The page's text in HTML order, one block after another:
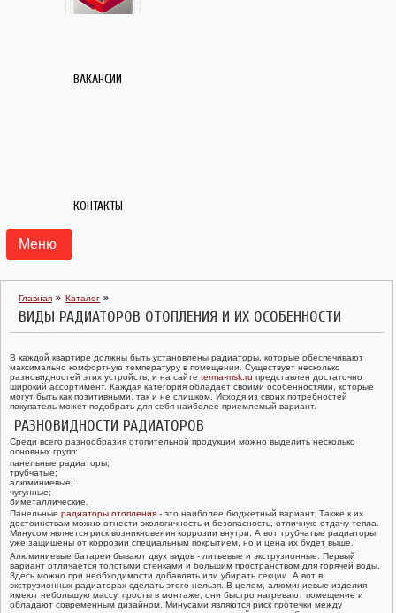
ВАКАНСИИ
КОНТАКТЫ
Меню
ПУНКТЫ ГАЗОРЕГУЛЯТОРНЫЕ БЛОЧНЫЕ ПГБ
ТРАНСПОРТАБЕЛЬНЫЕ КОТЕЛЬНЫЕ УСТАНОВКИ ТКУ
ГАЗОРЕГУЛЯТОРНЫЕ УСТАНОВКИ УГРШ, ГРУ
ГАЗОРЕГУЛЯТОРНЫЕ ПУНКТЫ ГРПШ, ГРПН, ГСГО
ПУНКТЫ УЧЕТА РАСХОДА ГАЗА ПУРГ
РЕГУЛЯТОРЫ ДАВЛЕНИЯ ГАЗА
КЛАПАНЫ ПРЕДОХРАНИТЕЛЬНЫЕ
ФИЛЬТРЫ ГАЗОВЫЕ ФГ
Главная Каталог
ВИДЫ РАДИАТОРОВ ОТОПЛЕНИЯ И ИХ ОСОБЕННОСТИ
В каждой квартире должны быть установлены радиаторы, которые обеспечивают
максимально комфортную температуру в помещении. Существует несколько
разновидностей этих устройств, и на сайте terma-msk.ru представлен достаточно
широкий ассортимент. Каждая категория обладает своими особенностями, которые
могут быть как позитивными, так и не слишком. Исходя из своих потребностей
покупатель может подобрать для себя наиболее приемлемый вариант.
РАЗНОВИДНОСТИ РАДИАТОРОВ
Среди всего разнообразия отопительной продукции можно выделить несколько
основных групп:
панельные радиаторы;
трубчатые;
алюминиевые;
чугунные;
биметаллические.
Панельные радиаторы отопления - это наиболее бюджетный вариант. Также к их
достоинствам можно отнести экологичность и безопасность, отличную отдачу тепла.
Минусом является риск возникновения коррозии внутри. А вот трубчатые радиаторы
уже защищены от коррозии специальным покрытием, но и цена их будет выше.
Алюминиевые батареи бывают двух видов - литьевые и экструзионные. Первый
вариант отличается толстыми стенками и большим пространством для горячей воды.
Здесь можно при необходимости добавлять или убирать секции. А вот в
экструзионных радиаторах сделать этого нельзя. В целом, алюминиевые изделия
имеют небольшую массу, просты в монтаже, они быстро нагревают помещение и
обладают современным дизайном. Минусами являются риск протечки между